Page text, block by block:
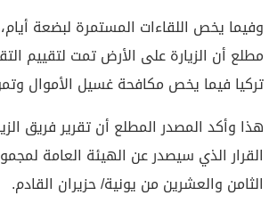
وفيما يخص اللقاءات المستمرة لبضعة
مطلع أن الزيارة على الأرض تمت لتقييم
تركيا فيما يخص مكافحة غسيل الأموال
هذا وأكد المصدر المطلع أن تقرير فريق
القرار الذي سيصدر عن الهيئة العامة
الثامن والعشرين من يونية/ حزيران القادم.